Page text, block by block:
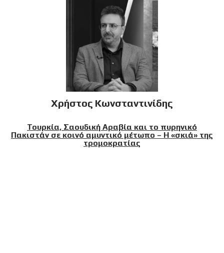
Χρήστος Κωνσταντινίδης
Τουρκία, Σαουδική Αραβία και το πυρηνικό
Πακιστάν σε κοινό αμυντικό μέτωπο – Η «σκιά» της
τρομοκρατίας